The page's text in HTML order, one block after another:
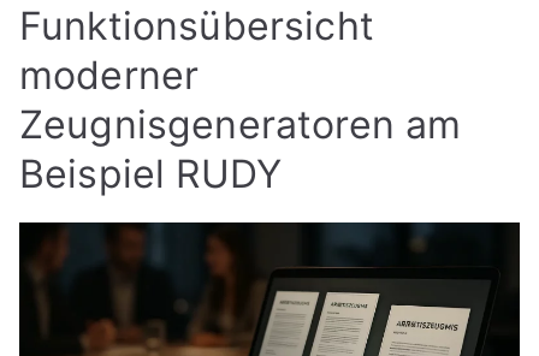
Funktionsübersicht
moderner
Zeugnisgeneratoren am
Beispiel RUDY